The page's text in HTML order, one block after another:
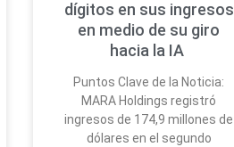
dígitos en sus ingresos
en medio de su giro
hacia la IA
Puntos Clave de la Noticia:
MARA Holdings registró
ingresos de 174,9 millones de
dólares en el segundo